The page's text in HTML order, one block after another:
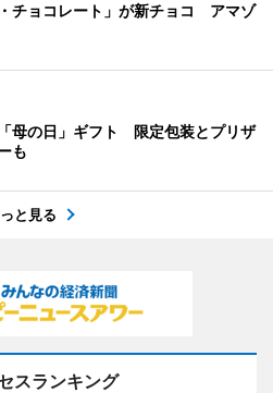
チョコレート」が新チョコ アマゾ
母の日」ギフト 限定包装とプリザ
も
と見る
スランキング